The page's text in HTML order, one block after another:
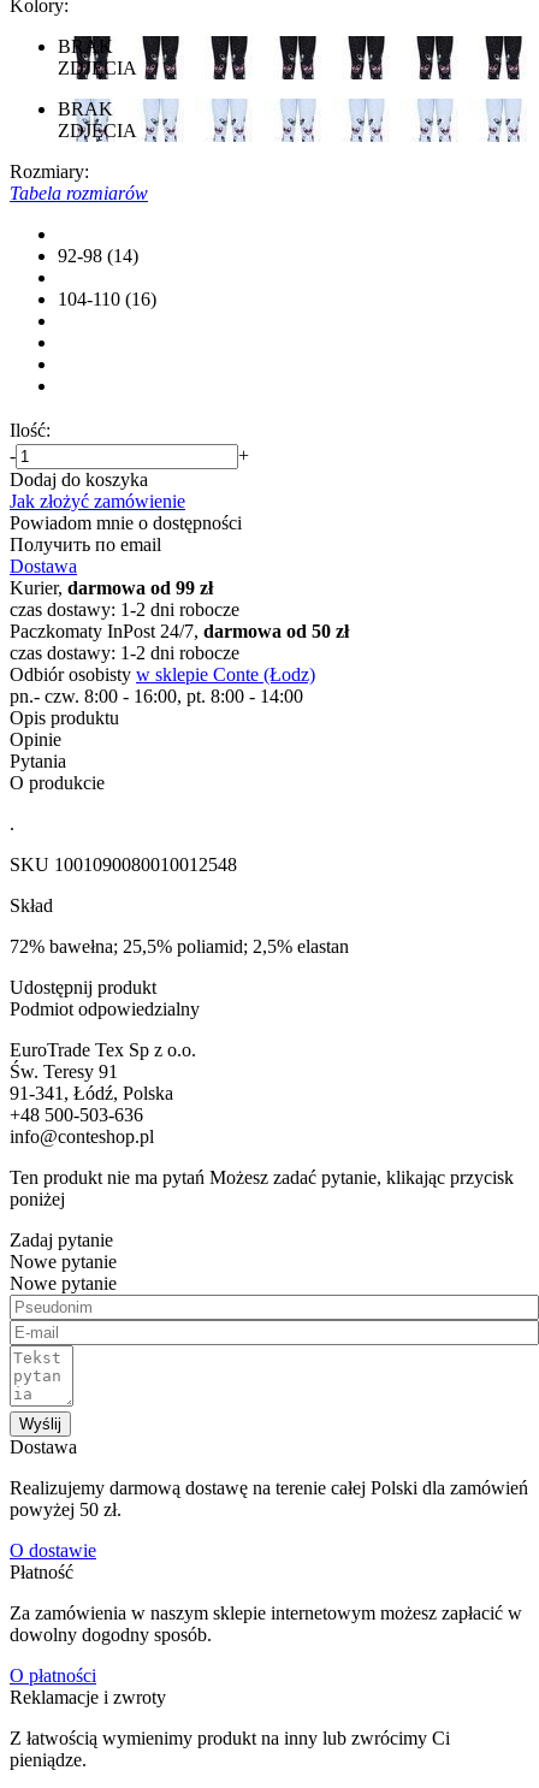
Kolory:
BRAK
ZDJĘCIA
BRAK
ZDJĘCIA
Rozmiary:
Tabela rozmiarów
92-98 (14)
104-110 (16)
Ilość:
-
+
Dodaj do koszyka
Jak złożyć zamówienie
Powiadom mnie o dostępności
Получить по email
Dostawa
Kurier, darmowa od 99 zł
czas dostawy: 1-2 dni robocze
Paczkomaty InPost 24/7, darmowa od 50 zł
czas dostawy: 1-2 dni robocze
Odbiór osobisty w sklepie Conte (Łodz)
pn.- czw. 8:00 - 16:00, pt. 8:00 - 14:00
Opis produktu
Opinie
Pytania
O produkcie
.
SKU 1001090080010012548
Skład
72% bawełna; 25,5% poliamid; 2,5% elastan
Udostępnij produkt
Podmiot odpowiedzialny
EuroTrade Tex Sp z o.o.
Św. Teresy 91
91-341, Łódź, Polska
+48 500-503-636
info@conteshop.pl
Ten produkt nie ma pytań Możesz zadać pytanie, klikając przycisk
poniżej
Zadaj pytanie
Nowe pytanie
Nowe pytanie
Wyślij
Dostawa
Realizujemy darmową dostawę na terenie całej Polski dla zamówień
powyżej 50 zł.
O dostawie
Płatność
Za zamówienia w naszym sklepie internetowym możesz zapłacić w
dowolny dogodny sposób.
O płatności
Reklamacje i zwroty
Z łatwością wymienimy produkt na inny lub zwrócimy Ci
pieniądze.